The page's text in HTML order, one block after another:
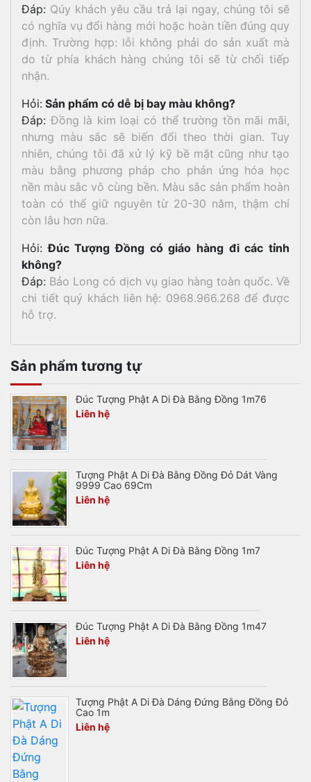
Đáp: Qúy khách yêu cầu trả lại ngay, chúng tôi sẽ
có nghĩa vụ đổi hàng mới hoặc hoàn tiền đúng quy
định. Trường hợp: lỗi không phải do sản xuất mà
do từ phía khách hàng chúng tôi sẽ từ chối tiếp
nhận.
Hỏi: Sản phẩm có dễ bị bay màu không?
Đáp: Đồng là kim loại có thể trường tồn mãi mãi,
nhưng màu sắc sẽ biến đổi theo thời gian. Tuy
nhiên, chúng tôi đã xử lý kỹ bề mặt cũng như tạo
màu bằng phương pháp cho phản ứng hóa học
nền màu sắc vô cùng bền. Màu sắc sản phẩm hoàn
toàn có thể giữ nguyên từ 20-30 năm, thậm chí
còn lâu hơn nữa.
Hỏi: Đúc Tượng Đồng có giáo hàng đi các tỉnh
không?
Đáp: Bảo Long có dịch vụ giao hàng toàn quốc. Về
chi tiết quý khách liên hệ: 0968.966.268 để được
hỗ trợ.
Sản phẩm tương tự
Đúc Tượng Phật A Di Đà Bằng Đồng 1m76
Liên hệ
Tượng Phật A Di Đà Bằng Đồng Đỏ Dát Vàng
9999 Cao 69Cm
Liên hệ
Đúc Tượng Phật A Di Đà Bằng Đồng 1m7
Liên hệ
Đúc Tượng Phật A Di Đà Bằng Đồng 1m47
Liên hệ
Tượng Phật A Di Đà Dáng Đứng Bằng Đồng Đỏ
Cao 1m
Liên hệ